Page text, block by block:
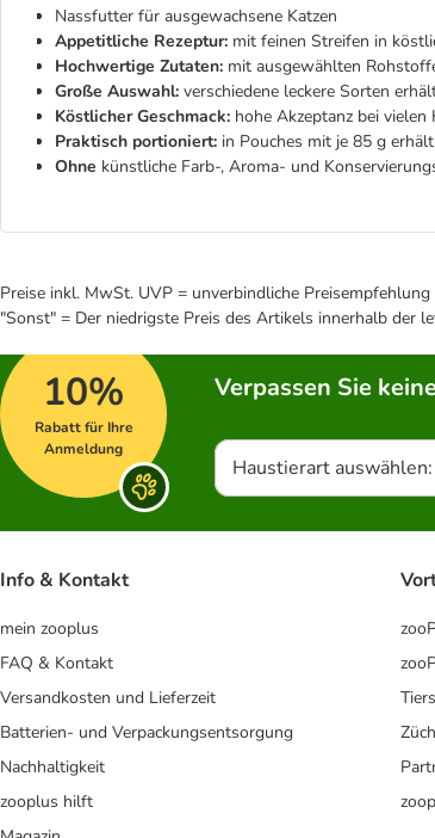
Nassfutter für ausgewachsene Katzen
Appetitliche Rezeptur: mit feinen Streifen in
Hochwertige Zutaten: mit ausgewählten
Große Auswahl: verschiedene leckere Sorten
Köstlicher Geschmack: hohe Akzeptanz bei vielen
Praktisch portioniert: in Pouches mit je 85 g
Ohne künstliche Farb-, Aroma- und
Preise inkl. MwSt. UVP = unverbindliche Preisempfehlung
"Sonst" = Der niedrigste Preis des Artikels innerhalb der
10%
Rabatt für Ihre
Anmeldung
Verpassen Sie
Haustierart auswählen:
Info & Kontakt
mein zooplus
FAQ & Kontakt
Versandkosten und Lieferzeit
Batterien- und Verpackungsentsorgung
Nachhaltigkeit
zooplus hilft